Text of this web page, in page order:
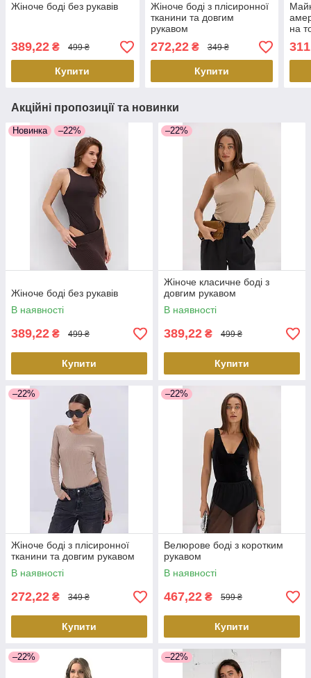
Жіноче боді без рукавів
389,22 ₴ 499 ₴
Купити
Жіноче боді з плісиронної
тканини та довгим
рукавом
272,22₴ 349 ₴
Купити
на
Акційні пропозиції та новинки
Новинка –22%
Жіноче боді без рукавів
В наявності
389,22 ₴ 499 ₴
Купити
–22%
Жіноче класичне боді з
довгим рукавом
В наявності
389,22 ₴ 499 ₴
Купити
–22%
Жіноче боді з плісиронної
тканини та довгим рукавом
В наявності
272,22 ₴ 349 ₴
Купити
–22%
Велюрове боді з коротким
рукавом
В наявності
467,22 ₴ 599 ₴
Купити
–22% –22%